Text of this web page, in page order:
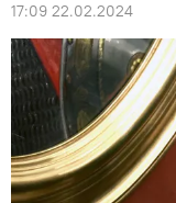
17:09 22.02.2024